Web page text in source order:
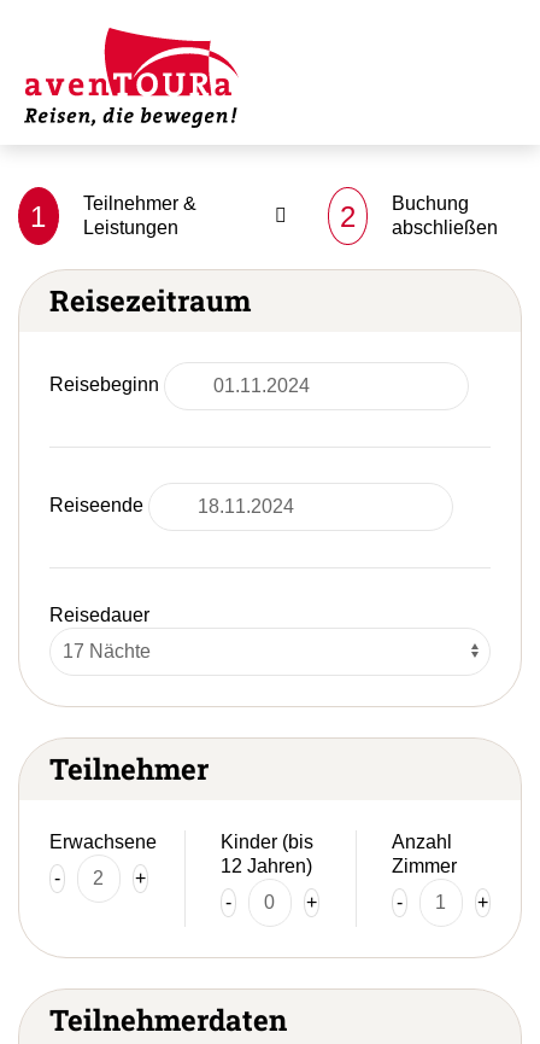
1
Teilnehmer &
Leistungen
2
Buchung
abschließen
Reisezeitraum
Reisebeginn
Reiseende
Reisedauer
Teilnehmer
Erwachsene
-
+
Kinder (bis
12 Jahren)
-
+
Anzahl
Zimmer
-
+
Teilnehmerdaten